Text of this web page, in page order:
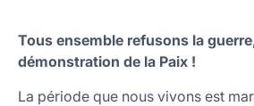
Tous ensemble refusons la
démonstration de la Paix !
La période que nous vivons est